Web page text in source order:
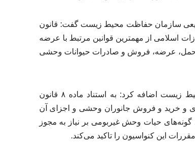
سازمان حفاظت محیط زیست گفت: قانون
زیست، قانون شکار و صید و ماده ۶۸۰ قانون مجازات اسلامی از مهمترین قوانین مرتبط با عرضه
ماده ۱۰ قانون شکار و صید، حمل، عرضه، فروش و صادرات حیوانات وحشی
ایسنا در خبری نوشت: معاون محیط زیست طبیعی سازمان حفاظت محیط زیست اضافه کرد: به استناد ماده ۸ قانون
و خرید و فروش جانوران وحشی و اجزای آن
زیست دارد. ماده ۷ این قانون درمورد گونه‌های حیات وحش غیربومی بر نیاز به مجوز
این کنواسیون را تاکید می‌کند.